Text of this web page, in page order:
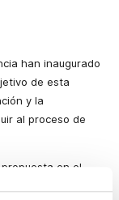
han inaugurado
de esta
y la
al proceso de
en el